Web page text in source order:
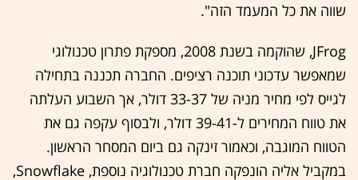
שווה את כל המעמד הזה".
JFrog, שהוקמה בשנת 2008, מספקת פתרון טכנולוגי
שמאפשר עדכוני תוכנה רציפים. החברה תכננה בתחילה
לגייס לפי מחיר מניה של 33-37 דולר, אך השבוע העלתה
את טווח המחירים ל-39-41 דולר, ולבסוף עקפה גם את
הטווח המוגבה, וכאמור זינקה גם ביום המסחר הראשון.
במקביל אליה הונפקה חברת טכנולוגיה נוספת, Snowflake,